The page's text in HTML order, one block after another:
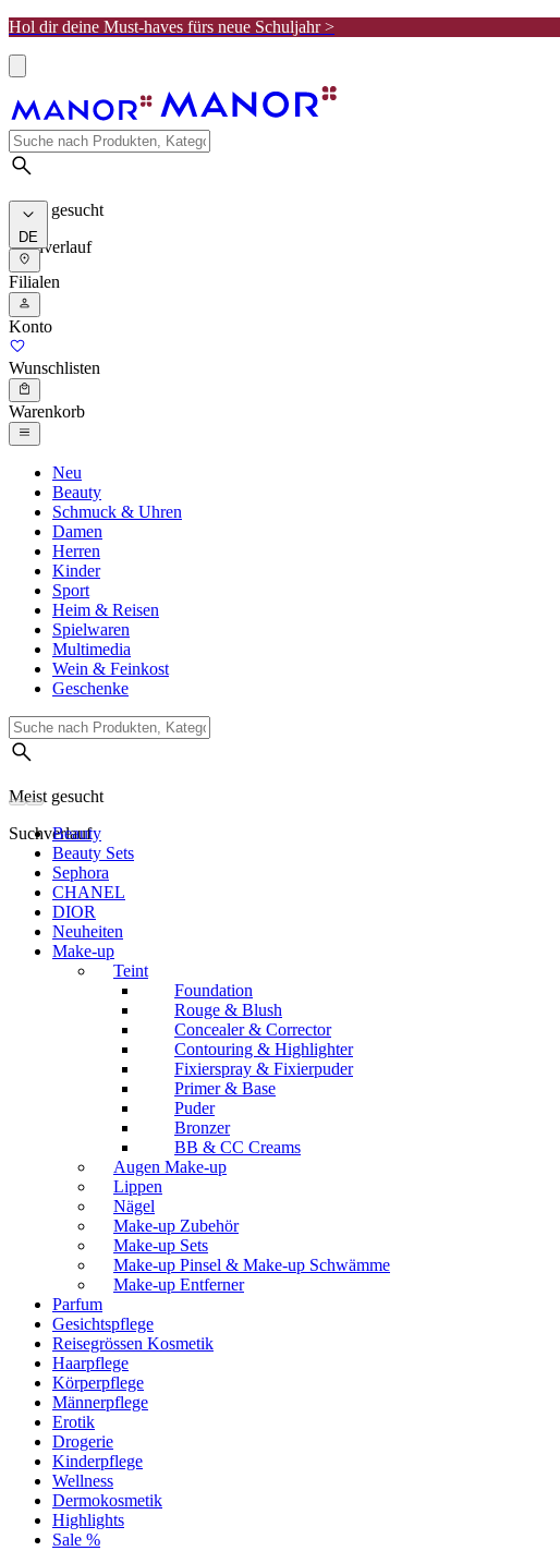
Hol dir deine Must-haves fürs neue Schuljahr >
Meist gesucht
Suchverlauf
DE
Filialen
Konto
Wunschlisten
Warenkorb
Neu
Beauty
Schmuck & Uhren
Damen
Herren
Kinder
Sport
Heim & Reisen
Spielwaren
Multimedia
Wein & Feinkost
Geschenke
Meist gesucht
Suchverlauf
Beauty
Beauty Sets
Sephora
CHANEL
DIOR
Neuheiten
Make-up
Teint
Foundation
Rouge & Blush
Concealer & Corrector
Contouring & Highlighter
Fixierspray & Fixierpuder
Primer & Base
Puder
Bronzer
BB & CC Creams
Augen Make-up
Lippen
Nägel
Make-up Zubehör
Make-up Sets
Make-up Pinsel & Make-up Schwämme
Make-up Entferner
Parfum
Gesichtspflege
Reisegrössen Kosmetik
Haarpflege
Körperpflege
Männerpflege
Erotik
Drogerie
Kinderpflege
Wellness
Dermokosmetik
Highlights
Sale %